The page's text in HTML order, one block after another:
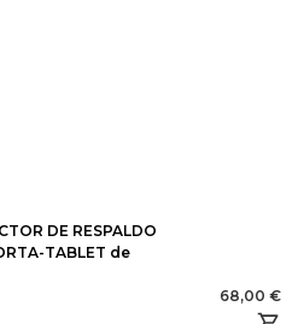
DE RESPALDO
TABLET de
68,00 €